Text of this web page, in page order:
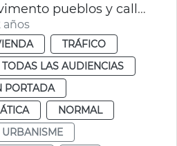
JGL aprueba pavimento pueblos y calles València
años
TRÁFICO
TODAS LAS AUDIENCIAS
PORTADA
NORMAL
URBANISME